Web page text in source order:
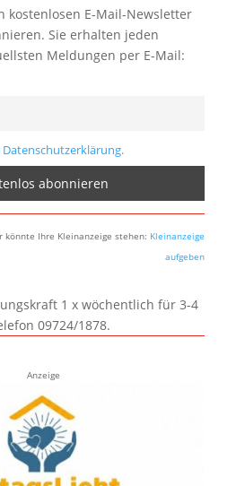
kostenlosen E-Mail-Newsletter
Sie erhalten jeden
Meldungen per E-Mail:
könnte Ihre Kleinanzeige stehen: Kleinanzeige
aufgeben
1 x wöchentlich für 3-4
09724/1878.
Anzeige